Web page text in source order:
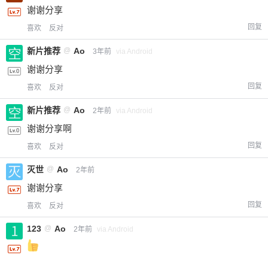
谢谢分享
喜欢 反对 回复
新片推荐 @ Ao 3年前 via Android
谢谢分享
喜欢 反对 回复
新片推荐 @ Ao 2年前 via Android
谢谢分享啊
喜欢 反对 回复
灭世 @ Ao 2年前
谢谢分享
喜欢 反对 回复
123 @ Ao 2年前 via Android